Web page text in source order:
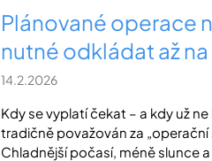
Plánované operace
nutné odkládat až
14.2.2026
Kdy se vyplatí čekat – a kdy už
tradičně považován za „operační
Chladnější počasí, méně slunce